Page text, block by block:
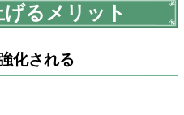
るメリット
化される